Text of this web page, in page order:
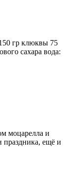
гр клюквы 75
сахара вода:
моцарелла и
праздника, ещё и